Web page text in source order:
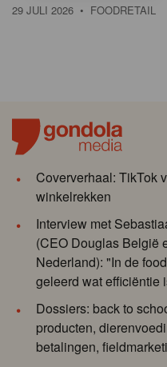
29 JULI 2026 • FOODRETAIL
Coververhaal: TikTok
winkelrekken
Interview met
(CEO Douglas België
Nederland): "In de
geleerd wat efficiëntie
Dossiers: back to
producten,
betalingen,